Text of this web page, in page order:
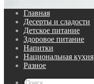
Главная
Десерты и сладости
Детское питание
Здоровое питание
Напитки
Национальная кухня
Разное